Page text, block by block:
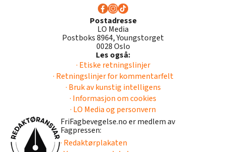
Postadresse
LO Media
Postboks 8964, Youngstorget
0028 Oslo
Les også:
· Etiske retningslinjer
· Retningslinjer for kommentarfelt
· Bruk av kunstig intelligens
· Informasjon om cookies
· LO Media og personvern
FriFagbevegelse.no er medlem av
Fagpressen:
· Redaktørplakaten